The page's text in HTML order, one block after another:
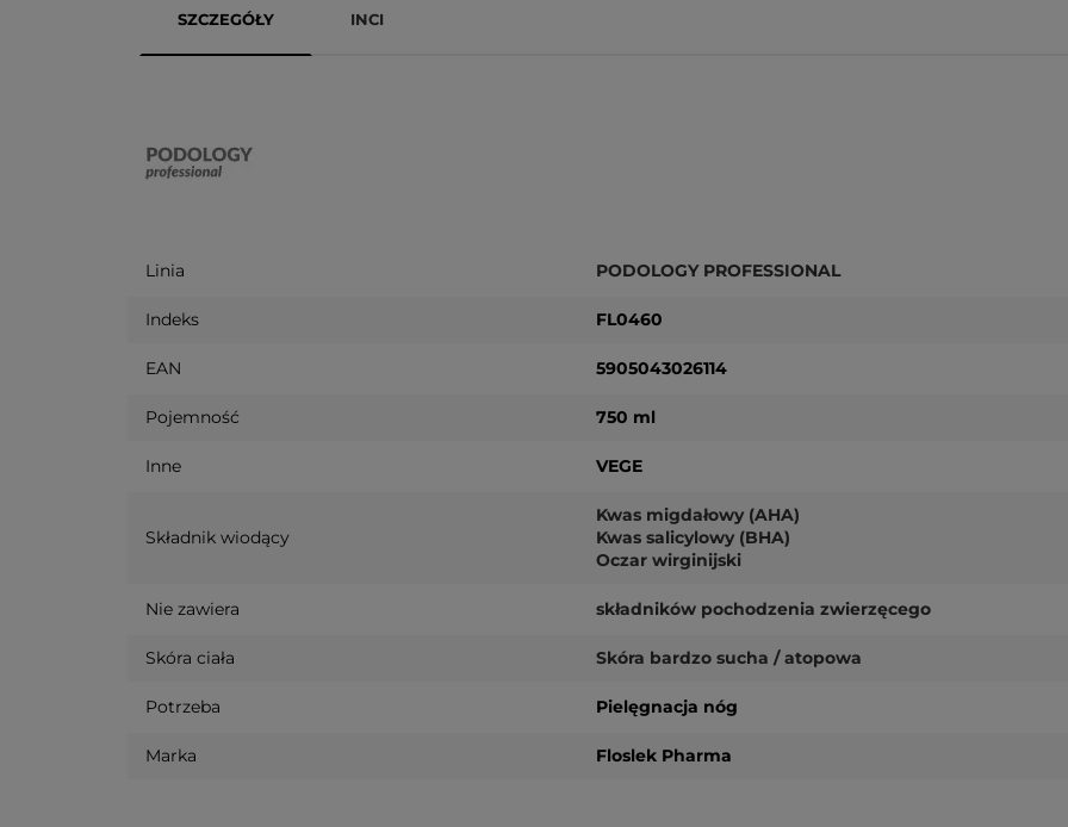
SZCZEGÓŁY INCI
Linia PODOLOGY PROFESSIONAL
Indeks FL0460
EAN 5905043026114
Pojemność 750 ml
Inne VEGE
Składnik wiodący
Kwas migdałowy (AHA)
Kwas salicylowy (BHA)
Oczar wirginijski
Nie zawiera składników pochodzenia zwierzęcego
Skóra ciała Skóra bardzo sucha / atopowa
Potrzeba Pielęgnacja nóg
Marka Floslek Pharma